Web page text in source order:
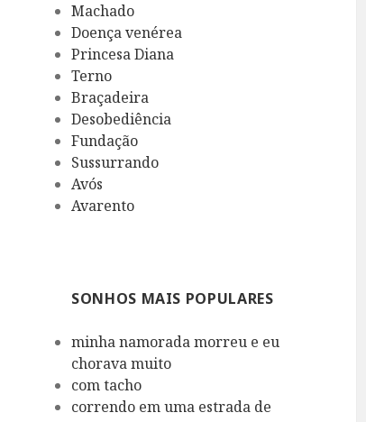
Machado
Doença venérea
Princesa Diana
Terno
Braçadeira
Desobediência
Fundação
Sussurrando
Avós
Avarento
SONHOS MAIS POPULARES
minha namorada morreu e eu
chorava muito
com tacho
correndo em uma estrada de